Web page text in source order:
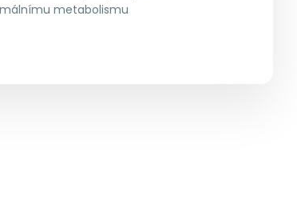
metabolismu